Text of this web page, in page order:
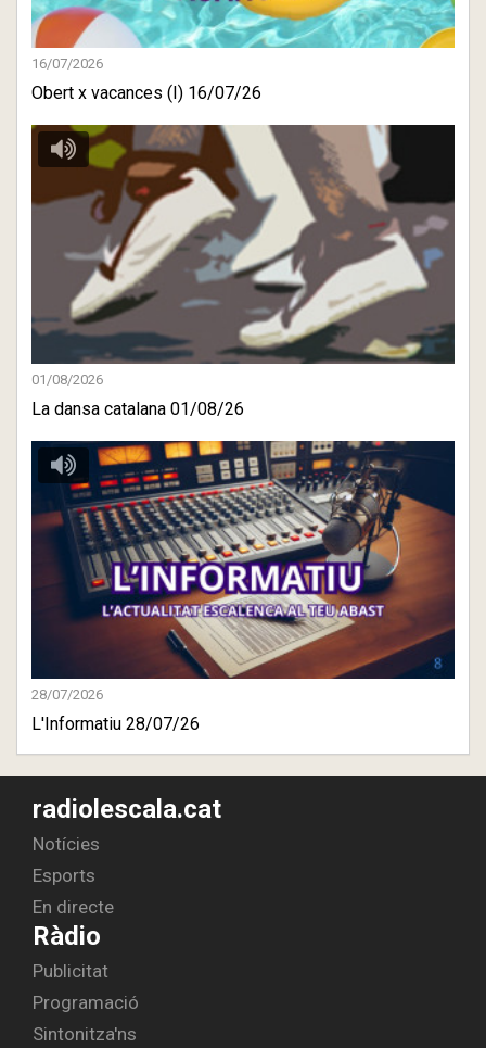
16/07/2026
Obert x vacances (I) 16/07/26
01/08/2026
La dansa catalana 01/08/26
28/07/2026
L'Informatiu 28/07/26
radiolescala.cat
Notícies
Esports
En directe
Ràdio
Publicitat
Programació
Sintonitza'ns